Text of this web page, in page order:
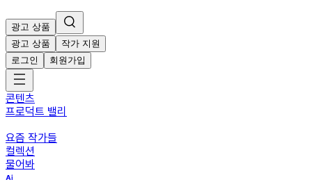
광고 상품
광고 상품
작가 지원
로그인
회원가입
콘텐츠
프로덕트 밸리
요즘 작가들
컬렉션
물어봐